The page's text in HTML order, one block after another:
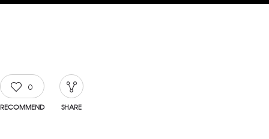
0
RECOMMEND SHARE